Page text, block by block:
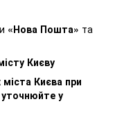
«Нова Пошта» та
Києву
Києва при
уточнюйте у